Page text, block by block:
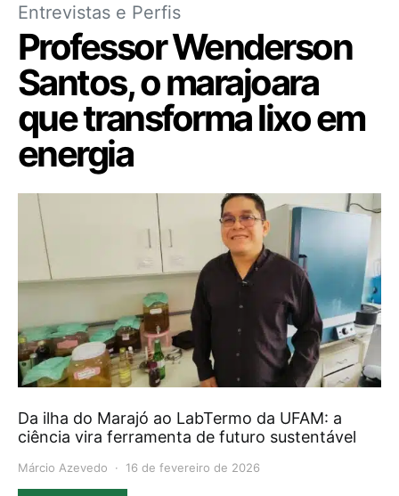
Entrevistas e Perfis
Professor Wenderson
Santos, o marajoara
que transforma lixo em
energia
Da ilha do Marajó ao LabTermo da UFAM: a
ciência vira ferramenta de futuro sustentável
Márcio Azevedo 16 de fevereiro de 2026